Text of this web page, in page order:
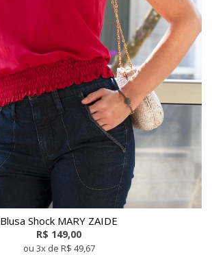
Blusa Shock MARY ZAIDE
R$ 149,00
ou 3x de R$ 49,67